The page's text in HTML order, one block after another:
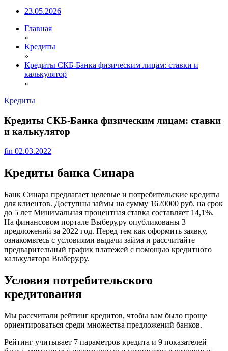
23.05.2026
Главная
»
Кредиты
»
Кредиты СКБ-Банка физическим лицам: ставки и
калькулятор
»
Кредиты
Кредиты СКБ-Банка физическим лицам: ставки
и калькулятор
fin 02.03.2022
Кредиты банка Синара
Банк Синара предлагает целевые и потребительские кредиты
для клиентов. Доступны займы на сумму 1620000 руб. на срок
до 5 лет Минимальная процентная ставка составляет 14,1%.
На финансовом портале Выберу.ру опубликованы 3
предложений за 2022 год. Перед тем как оформить заявку,
ознакомьтесь с условиями выдачи займа и рассчитайте
предварительный график платежей с помощью кредитного
калькулятора Выберу.ру.
Условия потребительского
кредитования
Мы рассчитали рейтинг кредитов, чтобы вам было проще
ориентироваться среди множества предложений банков.
Рейтинг учитывает 7 параметров кредита и 9 показателей